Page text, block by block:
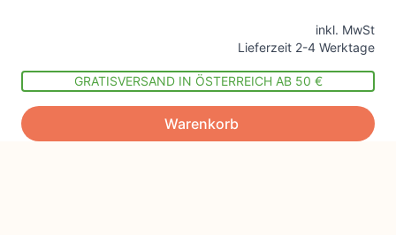
inkl. MwSt
Lieferzeit 2-4 Werktage
GRATISVERSAND IN ÖSTERREICH AB 50 €
Warenkorb